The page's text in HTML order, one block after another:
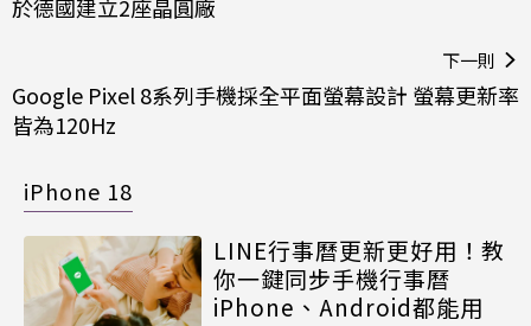
於德國建立2座晶圓廠
下一則
Google Pixel 8系列手機採全平面螢幕設計 螢幕更新率
皆為120Hz
iPhone 18
LINE行事曆更新更好用！教
你一鍵同步手機行事曆
iPhone、Android都能用